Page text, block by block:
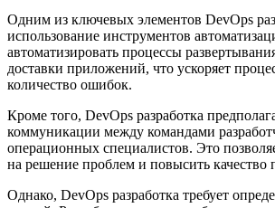
Одним из ключевых элементов DevOps
использование инструментов
автоматизировать процессы
доставки приложений, что ускоряет
количество ошибок.
Кроме того, DevOps разработка
коммуникации между командами
операционных специалистов. Это
на решение проблем и повысить качество
Однако, DevOps разработка требует